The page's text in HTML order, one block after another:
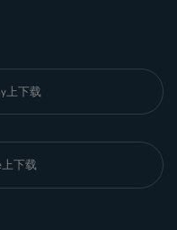
上下载
上下载